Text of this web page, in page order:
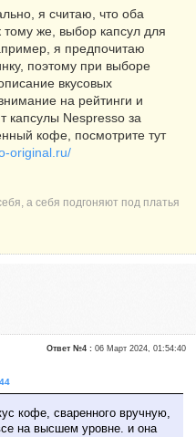
я считаю, что оба
же, выбор капсул для
я предпочитаю
поэтому при выборе
вкусовых
на рейтинги и
капсулы Nespresso за
кофе, посмотрите тут
original.ru/
а себя подгоняют под платья
Ответ №4 :06 Март 2024, 01:54:40
кофе, сваренного вручную,
на высшем уровне. и она